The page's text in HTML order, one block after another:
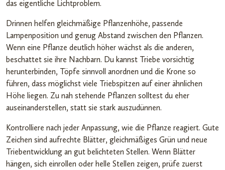
das eigentliche Lichtproblem.
Drinnen helfen gleichmäßige Pflanzenhöhe, passende
Lampenposition und genug Abstand zwischen den Pflanzen.
Wenn eine Pflanze deutlich höher wächst als die anderen,
beschattet sie ihre Nachbarn. Du kannst Triebe vorsichtig
herunterbinden, Töpfe sinnvoll anordnen und die Krone so
führen, dass möglichst viele Triebspitzen auf einer ähnlichen
Höhe liegen. Zu nah stehende Pflanzen solltest du eher
auseinanderstellen, statt sie stark auszudünnen.
Kontrolliere nach jeder Anpassung, wie die Pflanze reagiert. Gute
Zeichen sind aufrechte Blätter, gleichmäßiges Grün und neue
Triebentwicklung an gut belichteten Stellen. Wenn Blätter
hängen, sich einrollen oder helle Stellen zeigen, prüfe zuerst